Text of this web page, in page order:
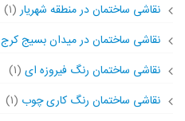
نقاشی ساختمان در منطقه شهریار(۱)
نقاشی ساختمان در میدان بسیج کرج
نقاشی ساختمان رنگ فیروزه ای (۱)
نقاشی ساختمان رنگ کاری چوب (۱)